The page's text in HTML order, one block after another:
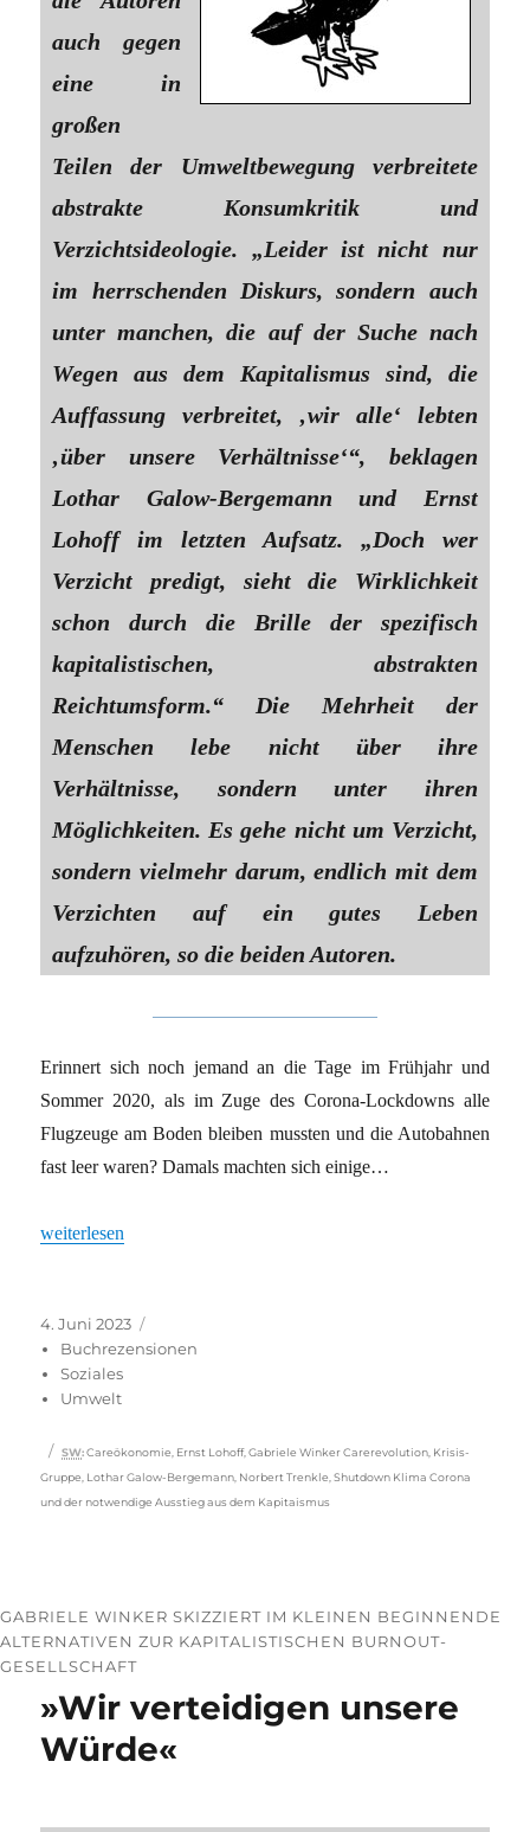
auch gegen
eine in
großen
Teilen der Umweltbewegung verbreitete
abstrakte Konsumkritik und
Verzichtsideologie. „Leider ist nicht nur
im herrschenden Diskurs, sondern auch
unter manchen, die auf der Suche nach
Wegen aus dem Kapitalismus sind, die
Auffassung verbreitet, ‚wir alle‘ lebten
‚über unsere Verhältnisse‘“, beklagen
Lothar Galow-Bergemann und Ernst
Lohoff im letzten Aufsatz. „Doch wer
Verzicht predigt, sieht die Wirklichkeit
schon durch die Brille der spezifisch
kapitalistischen, abstrakten
Reichtumsform.“ Die Mehrheit der
Menschen lebe nicht über ihre
Verhältnisse, sondern unter ihren
Möglichkeiten. Es gehe nicht um Verzicht,
sondern vielmehr darum, endlich mit dem
Verzichten auf ein gutes Leben
aufzuhören, so die beiden Autoren.
Erinnert sich noch jemand an die Tage im Frühjahr und
Sommer 2020, als im Zuge des Corona-Lockdowns alle
Flugzeuge am Boden bleiben mussten und die Autobahnen
fast leer waren? Damals machten sich einige…
„Schluss mit dem Verzicht“
weiterlesen
Veröffentlicht
am
4. Juni 2023
Buchrezensionen
Soziales
Umwelt
Schlagwörter
SW: Careökonomie Ernst Lohoff,Gabriele Winker Carerevolution Krisis-
Gruppe Lothar Galow-Bergemann Norbert Trenkle ,Shutdown Klima Corona
und der notwendige Ausstieg aus dem Kapitaismus
GABRIELE WINKER SKIZZIERT IM KLEINEN BEGINNENDE
ALTERNATIVEN ZUR KAPITALISTISCHEN BURNOUT-
GESELLSCHAFT
»Wir verteidigen unsere
Würde«